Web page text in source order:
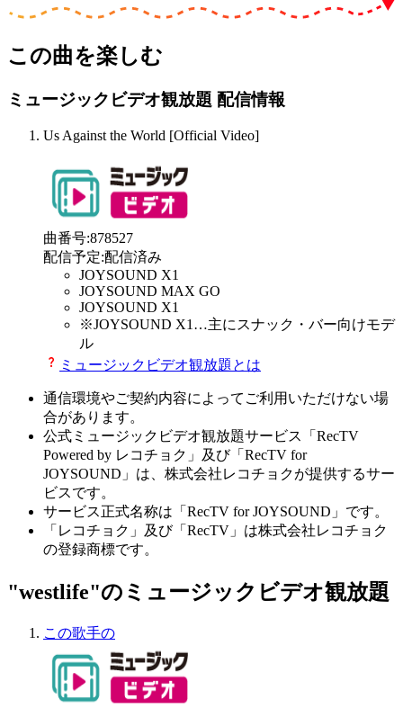
この曲を楽しむ
ミュージックビデオ観放題 配信情報
Us Against the World [Official Video]
曲番号:878527
配信予定:配信済み
JOYSOUND X1
JOYSOUND MAX GO
JOYSOUND X1
※JOYSOUND X1 …主にスナック・バー向けモデ
ル
ミュージックビデオ観放題とは
通信環境やご契約内容によってご利用いただけない場
合があります。
公式ミュージックビデオ観放題サービス「RecTV
Powered by レコチョク」及び「RecTV for
JOYSOUND」は、株式会社レコチョクが提供するサー
ビスです。
サービス正式名称は「RecTV for JOYSOUND」です。
「レコチョク」及び「RecTV」は株式会社レコチョク
の登録商標です。
"westlife"のミュージックビデオ観放題
この歌手の